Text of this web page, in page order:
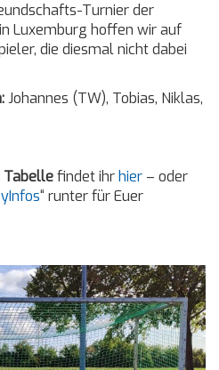
Turnier der
Luxemburg hoffen wir auf
die diesmal nicht dabei
Johannes (TW), Tobias, Niklas,
Tabellefindet ihr hier – oder
“ runter für Euer